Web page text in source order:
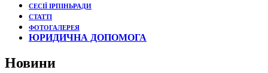
СЕСІЇ ІРПІНЬРАДИ
СТАТТІ
ФОТОГАЛЕРЕЯ
ЮРИДИЧНА ДОПОМОГА
Новини